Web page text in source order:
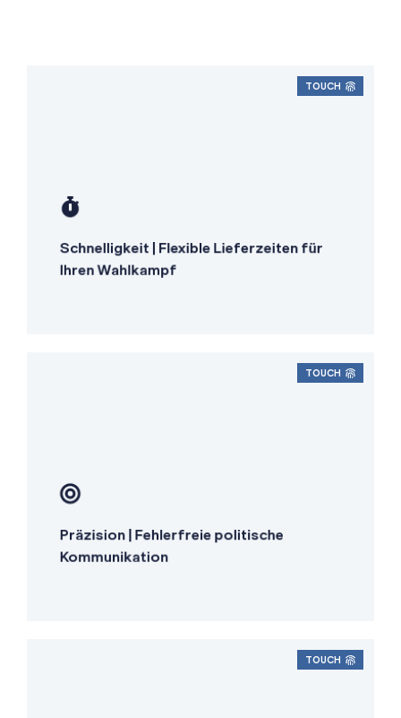
TOUCH
Schnelligkeit | Flexible Lieferzeiten für
Ihren Wahlkampf
Transparente Zeitplanung
TOUCH
Präzision | Fehlerfreie politische
Kommunikation
Stilistische Feinabstimmung
TOUCH